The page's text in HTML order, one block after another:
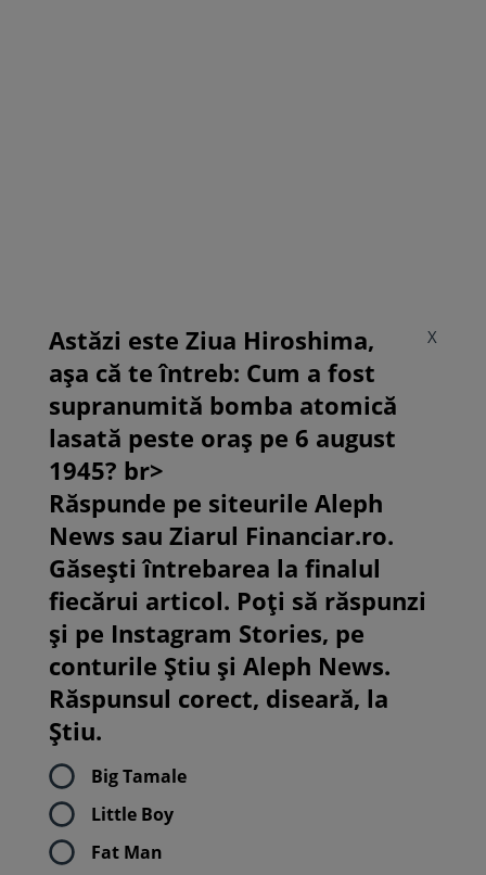
X
Astăzi este Ziua Hiroshima,
așa că te întreb: Cum a fost
supranumită bomba atomică
lasată peste oraș pe 6 august
1945? br>
Răspunde pe siteurile Aleph
News sau Ziarul Financiar.ro.
Găsești întrebarea la finalul
fiecărui articol. Poți să răspunzi
și pe Instagram Stories, pe
conturile Știu și Aleph News.
Răspunsul corect, diseară, la
Știu.
Big Tamale
Little Boy
Fat Man